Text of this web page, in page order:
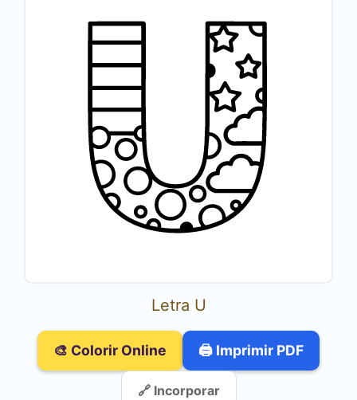
Letra U
🎨 Colorir Online 🖨️ Imprimir PDF
🔗 Incorporar